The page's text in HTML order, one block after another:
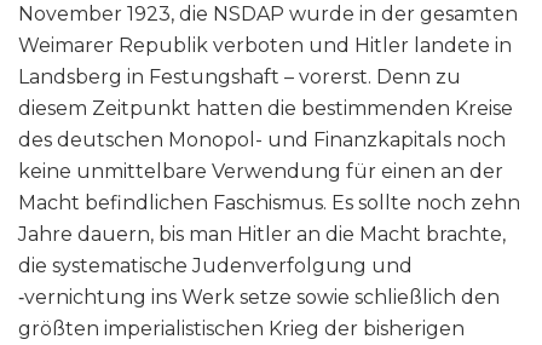
November 1923, die NSDAP wurde in der gesamten
Weimarer Republik verboten und Hitler landete in
Landsberg in Festungshaft – vorerst. Denn zu
diesem Zeitpunkt hatten die bestimmenden Kreise
des deutschen Monopol- und Finanzkapitals noch
keine unmittelbare Verwendung für einen an der
Macht befindlichen Faschismus. Es sollte noch zehn
Jahre dauern, bis man Hitler an die Macht brachte,
die systematische Judenverfolgung und
‑vernichtung ins Werk setze sowie schließlich den
größten imperialistischen Krieg der bisherigen